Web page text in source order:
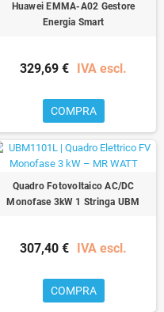
Huawei EMMA-A02 Gestore
Energia Smart
329,69 € IVA escl.
COMPRA
Quadro Fotovoltaico AC/DC
Monofase 3kW 1 Stringa UBM
307,40 € IVA escl.
COMPRA